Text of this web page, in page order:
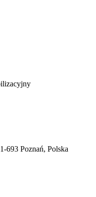
693 Poznań, Polska